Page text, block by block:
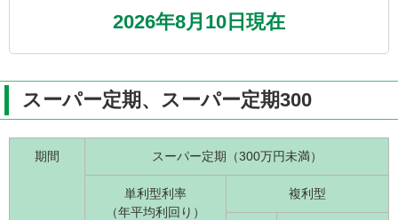
2026年8月 10 日現在
スーパー定期、スーパー定期300
期間 スーパー定期（300万円未満）
単利型利率
（年平均利回り）
複利型